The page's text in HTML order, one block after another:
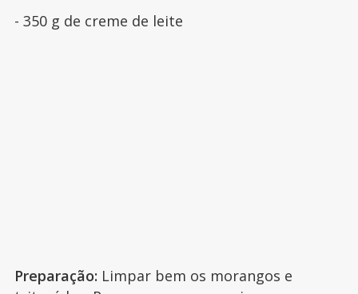
- 350 g de creme de leite
Preparação: Limpar bem os morangos e